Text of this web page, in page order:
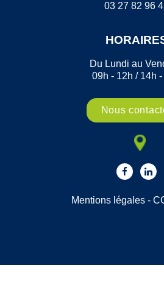
03 27 82 96
Du Lundi au
09h - 12h / 14h -
Nous
Mentions légales -